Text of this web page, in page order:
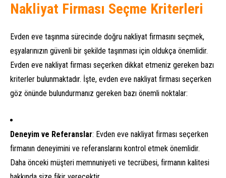
Nakliyat Firması Seçme Kriterleri
Evden eve taşınma sürecinde doğru nakliyat firmasını seçmek,
eşyalarınızın güvenli bir şekilde taşınması için oldukça önemlidir.
Evden eve nakliyat firması seçerken dikkat etmeniz gereken bazı
kriterler bulunmaktadır. İşte, evden eve nakliyat firması seçerken
göz önünde bulundurmanız gereken bazı önemli noktalar:
Deneyim ve Referanslar: Evden eve nakliyat firması seçerken
firmanın deneyimini ve referanslarını kontrol etmek önemlidir.
Daha önceki müşteri memnuniyeti ve tecrübesi, firmanın kalitesi